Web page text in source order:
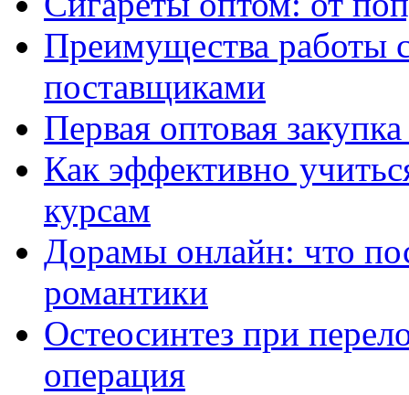
Преимущества работы
поставщиками
Первая оптовая
Как эффективно
курсам
Дорамы онлайн: что
романтики
Остеосинтез при
операция